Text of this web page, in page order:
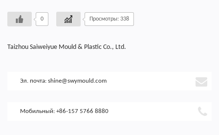
0 Просмотры: 338
Taizhou Saiweiyue Mould & Plastic Co., Ltd.
Эл. почта: shine@swymould.com
Мобильный: +86-157 5766 8880